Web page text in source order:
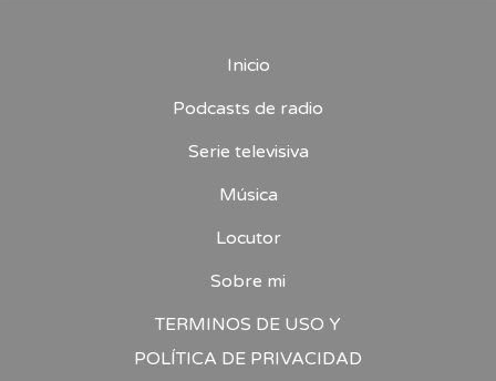
Inicio
Podcasts de radio
Serie televisiva
Música
Locutor
Sobre mi
TERMINOS DE USO Y
POLÍTICA DE PRIVACIDAD